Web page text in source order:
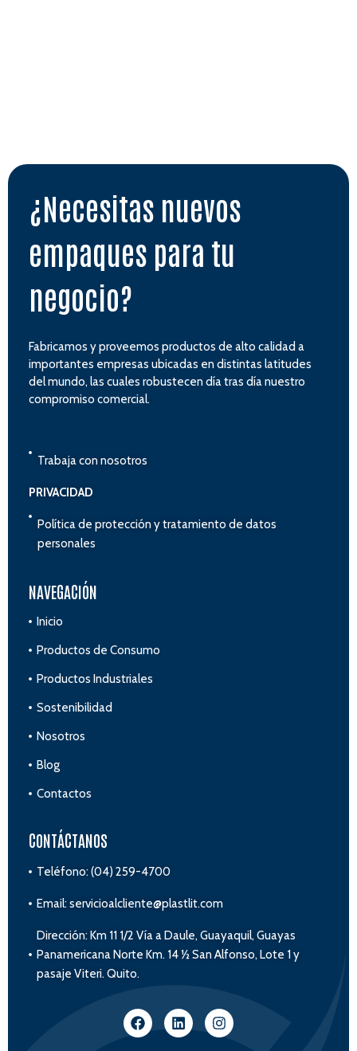
¿Necesitas nuevos
empaques para tu
negocio?
Fabricamos y proveemos productos de alto calidad a
importantes empresas ubicadas en distintas latitudes
del mundo, las cuales robustecen día tras día nuestro
compromiso comercial.
Trabaja con nosotros
PRIVACIDAD
Política de protección y tratamiento de datos
personales
NAVEGACIÓN
Inicio
Productos de Consumo
Productos Industriales
Sostenibilidad
Nosotros
Blog
Contactos
CONTÁCTANOS
Teléfono: (04) 259-4700
Email: servicioalcliente@plastlit.com
Dirección: Km 11 1/2 Vía a Daule, Guayaquil, Guayas
Panamericana Norte Km. 14 ½ San Alfonso, Lote 1 y
pasaje Viteri. Quito.